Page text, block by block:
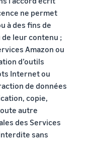
ne permet
à des fins de
leur contenu ;
Amazon ou
d’outils
Internet ou
de données
copie,
autre
des Services
sans